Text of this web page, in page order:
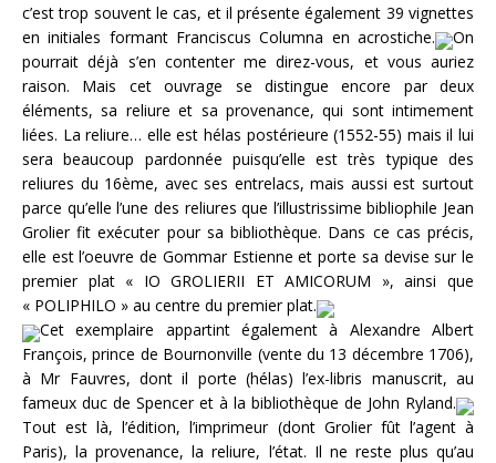
c’est trop souvent le cas, et il présente également 39 vignettes
en initiales formant Franciscus Columna en acrostiche.
On
pourrait déjà s’en contenter me direz-vous, et vous auriez
raison. Mais cet ouvrage se distingue encore par deux
éléments, sa reliure et sa provenance, qui sont intimement
liées. La reliure… elle est hélas postérieure (1552-55) mais il lui
sera beaucoup pardonnée puisqu’elle est très typique des
reliures du 16ème, avec ses entrelacs, mais aussi est surtout
parce qu’elle l’une des reliures que l’illustrissime bibliophile Jean
Grolier fit exécuter pour sa bibliothèque. Dans ce cas précis,
elle est l’oeuvre de Gommar Estienne et porte sa devise sur le
premier plat « IO GROLIERII ET AMICORUM », ainsi que
« POLIPHILO » au centre du premier plat.
Cet exemplaire appartint également à Alexandre Albert
François, prince de Bournonville (vente du 13 décembre 1706),
à Mr Fauvres, dont il porte (hélas) l’ex-libris manuscrit, au
fameux duc de Spencer et à la bibliothèque de John Ryland.
Tout est là, l’édition, l’imprimeur (dont Grolier fût l’agent à
Paris), la provenance, la reliure, l’état. Il ne reste plus qu’au